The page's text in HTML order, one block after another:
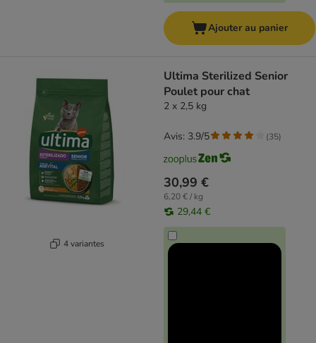
Ajouter au panier
4 variantes
Ultima Sterilized Senior
Poulet pour chat
2 x 2,5 kg
30,99 €
6,20 € / kg
29,44 €
Avis: 3.9/5 (35)